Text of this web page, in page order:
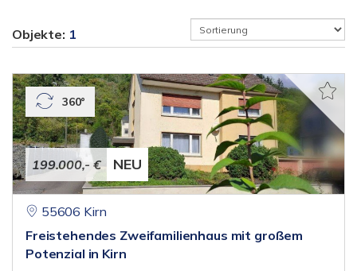
Objekte: 1
199.000,- € NEU
360°
55606 Kirn
Freistehendes Zweifamilienhaus mit großem
Potenzial in Kirn